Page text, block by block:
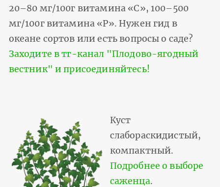
20–80 мг/100г витамина «С», 100–500
мг/100г витамина «Р». Нужен гид в
океане сортов или есть вопросы о саде?
Заходите в тг-канал "Плодово-ягодный
вестник" и присоединяйтесь!
Куст
слабораскидистый,
компактный.
Подробнее о выборе
саженца.